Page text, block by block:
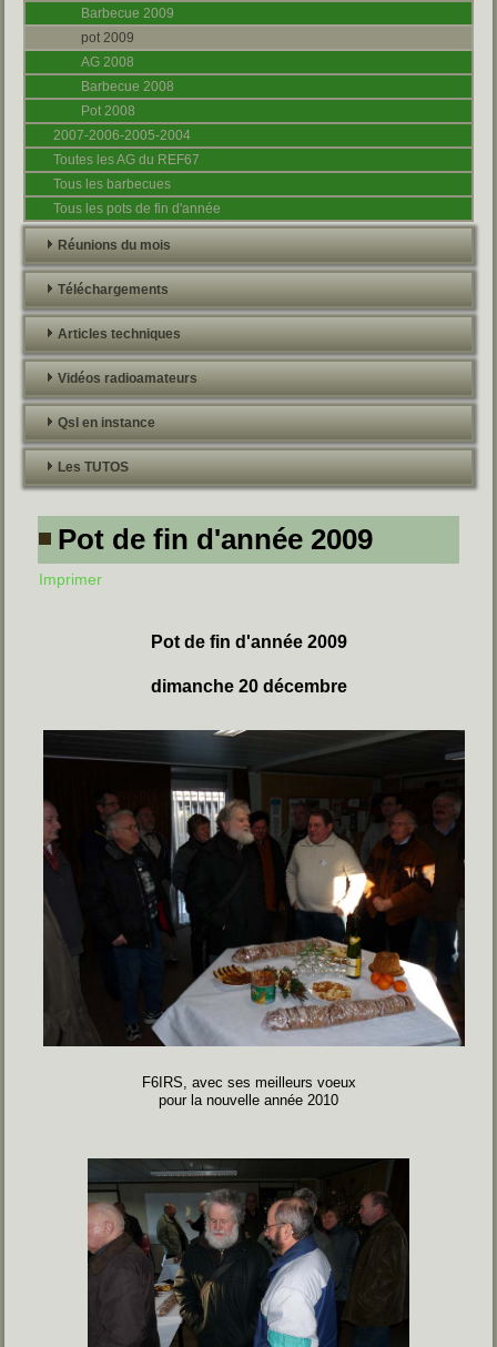
Barbecue 2009
pot 2009
AG 2008
Barbecue 2008
Pot 2008
2007-2006-2005-2004
Toutes les AG du REF67
Tous les barbecues
Tous les pots de fin d'année
Réunions du mois
Téléchargements
Articles techniques
Vidéos radioamateurs
Qsl en instance
Les TUTOS
Pot de fin d'année 2009
Imprimer
Pot de fin d'année 2009
dimanche 20 décembre
F6IRS, avec ses meilleurs voeux
pour la nouvelle année 2010